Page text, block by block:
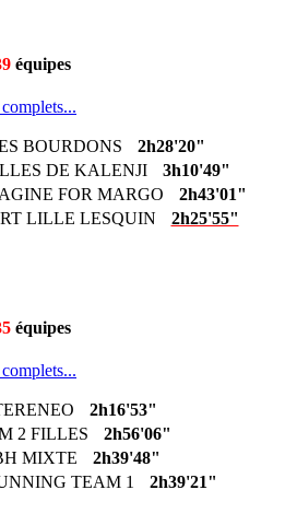
équipes
BOURDONS 2h28'20"
DE KALENJI 3h10'49"
FOR MARGO 2h43'01"
LILLE LESQUIN 2h25'55"
équipes
2h16'53"
2 FILLES 2h56'06"
MIXTE 2h39'48"
TEAM 1 2h39'21"